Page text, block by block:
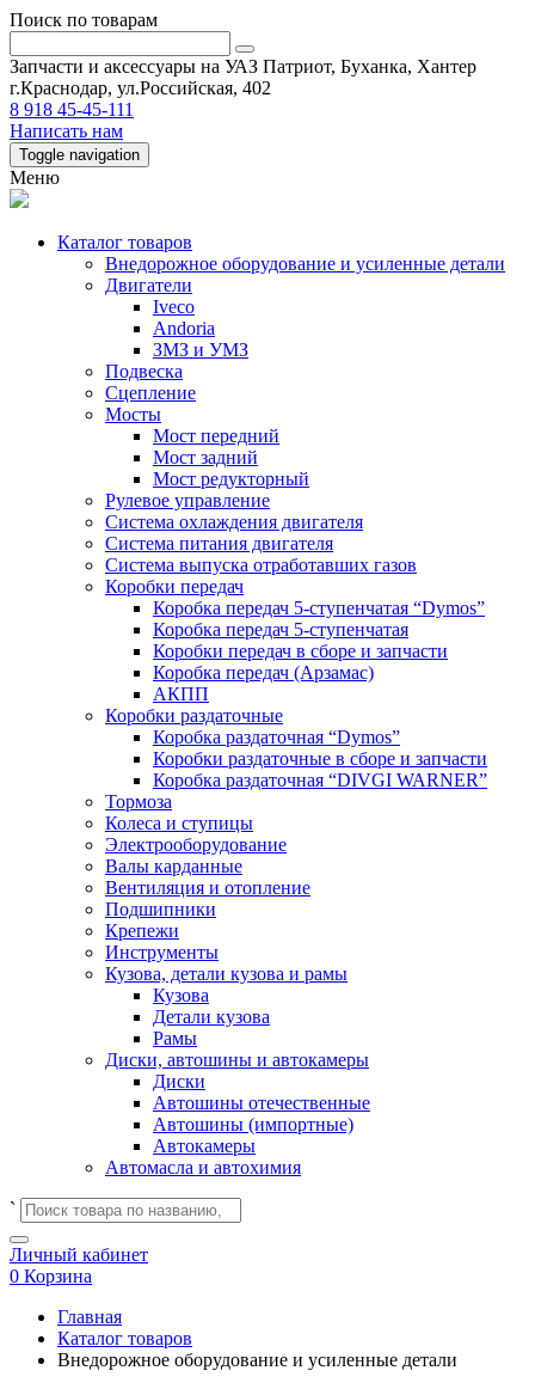
Поиск по товарам
Запчасти и аксессуары на УАЗ Патриот, Буханка, Хантер
г.Краснодар, ул.Российская, 402
8 918 45-45-111
Написать нам
Toggle navigation
Меню
Каталог товаров
Внедорожное оборудование и усиленные детали
Двигатели
Iveco
Andoria
ЗМЗ и УМЗ
Подвеска
Сцепление
Мосты
Мост передний
Мост задний
Мост редукторный
Рулевое управление
Система охлаждения двигателя
Система питания двигателя
Система выпуска отработавших газов
Коробки передач
Коробка передач 5-ступенчатая “Dymos”
Коробка передач 5-ступенчатая
Коробки передач в сборе и запчасти
Коробка передач (Арзамас)
АКПП
Коробки раздаточные
Коробка раздаточная “Dymos”
Коробки раздаточные в сборе и запчасти
Коробка раздаточная “DIVGI WARNER”
Тормоза
Колеса и ступицы
Электрооборудование
Валы карданные
Вентиляция и отопление
Подшипники
Крепежи
Инструменты
Кузова, детали кузова и рамы
Кузова
Детали кузова
Рамы
Диски, автошины и автокамеры
Диски
Автошины отечественные
Автошины (импортные)
Автокамеры
Автомасла и автохимия
`
Личный кабинет
0 Корзина
Главная
Каталог товаров
Внедорожное оборудование и усиленные детали